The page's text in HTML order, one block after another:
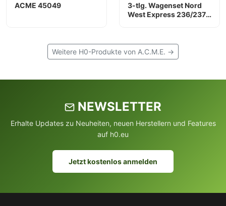
ACME 45049
3-tlg. Wagenset Nord
West Express 236/237
Weitere H0-Produkte von A.C.M.E. →
NEWSLETTER
Erhalte Updates zu Neuheiten, neuen Herstellern und Features
auf h0.eu
Jetzt kostenlos anmelden